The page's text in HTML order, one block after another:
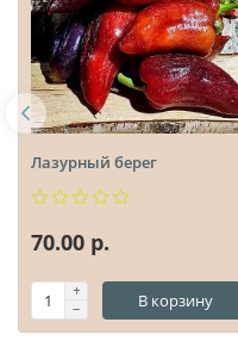
Лазурный берег
70.00 р.
В корзину